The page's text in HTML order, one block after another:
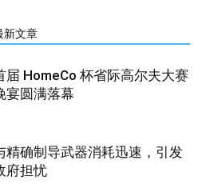
新文章
届 HomeCo 杯省际高尔夫大赛
宴圆满落幕
精确制导武器消耗迅速，引发
府担忧